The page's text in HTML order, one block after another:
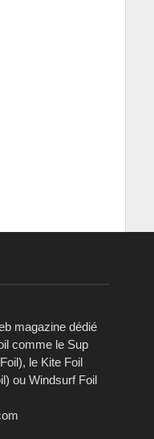
magazine dédié
comme le Sup
le Kite Foil
ou Windsurf Foil